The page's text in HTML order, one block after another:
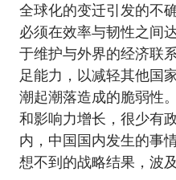
全球化的变迁引发的不
必须在效率与韧性之间
于维护与外界的经济联
足能力，以减轻其他国
潮起潮落造成的脆弱性
和影响力增长，很少有
内，中国国内发生的事
想不到的战略结果，波